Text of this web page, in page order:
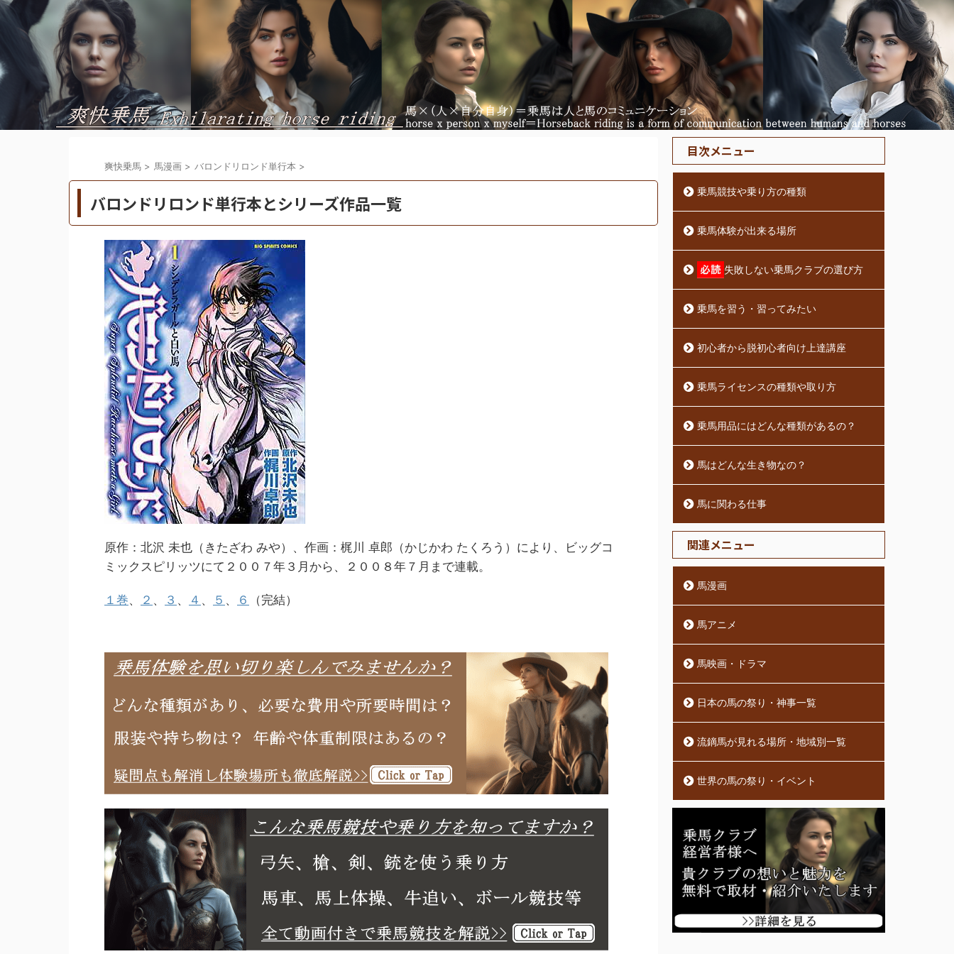
爽快乗馬 > 馬漫画 > バロンドリロンド単行本 >
バロンドリロンド単行本とシリーズ作品一覧
原作：北沢 未也（きたざわ みや）、作画：梶川 卓郎（かじかわ たくろう）により、ビッグコ
ミックスピリッツにて２００７年３月から、２００８年７月まで連載。
１巻、 ２ 、 ３ 、 ４ 、 ５ 、 ６ （完結）
目次メニュー
乗馬競技や乗り方の種類
乗馬体験が出来る場所
失敗しない乗馬クラブの選び方
乗馬を習う・習ってみたい
初心者から脱初心者向け上達講座
乗馬ライセンスの種類や取り方
乗馬用品にはどんな種類があるの？
馬はどんな生き物なの？
馬に関わる仕事
関連メニュー
馬漫画
馬アニメ
馬映画・ドラマ
日本の馬の祭り・神事一覧
流鏑馬が見れる場所・地域別一覧
世界の馬の祭り・イベント